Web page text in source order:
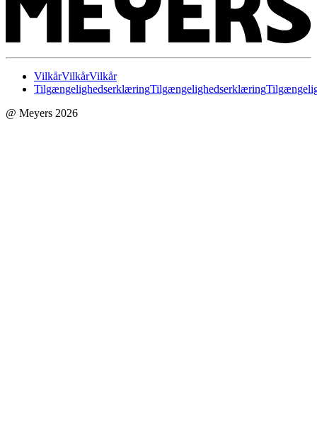
VilkårVilkårVilkår
TilgængelighedserklæringTilgængelighedserklæring
@ Meyers 2026